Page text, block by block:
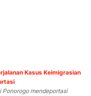
Kasus Keimigrasian
Ponorogo mendeportasi